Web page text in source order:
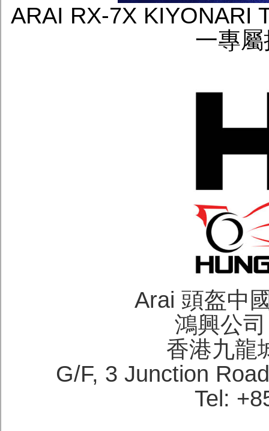
ARAI RX-7X KIYONARI
一專
Arai 頭盔中
鴻興公
香港九龍
G/F, 3 Junction
Tel: